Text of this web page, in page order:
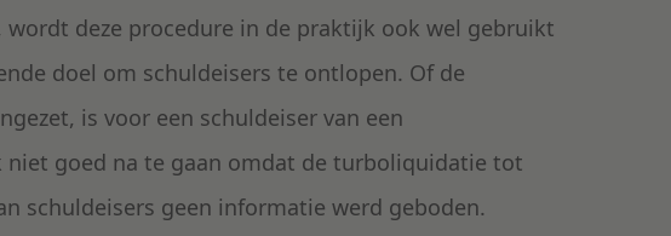
wordt deze procedure in de praktijk ook wel gebruikt
doel om schuldeisers te ontlopen. Of de
is voor een schuldeiser van een
goed na te gaan omdat de turboliquidatie tot
schuldeisers geen informatie werd geboden.